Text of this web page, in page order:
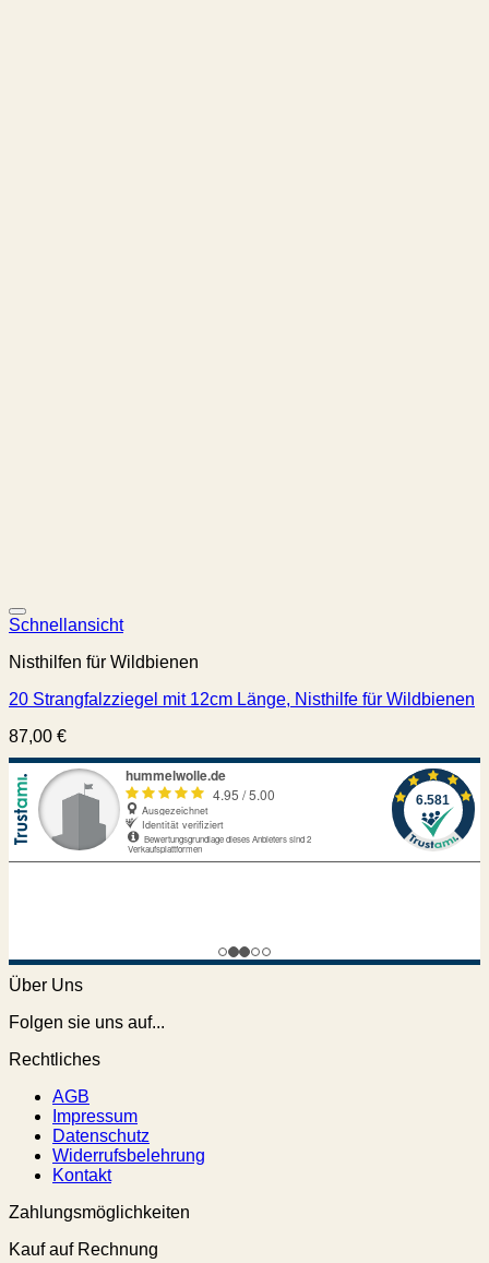
Schnellansicht
Nisthilfen für Wildbienen
20 Strangfalzziegel mit 12cm Länge, Nisthilfe für Wildbienen
87,00 €
Über Uns
Folgen sie uns auf...
Rechtliches
AGB
Impressum
Datenschutz
Widerrufsbelehrung
Kontakt
Zahlungsmöglichkeiten
Kauf auf Rechnung